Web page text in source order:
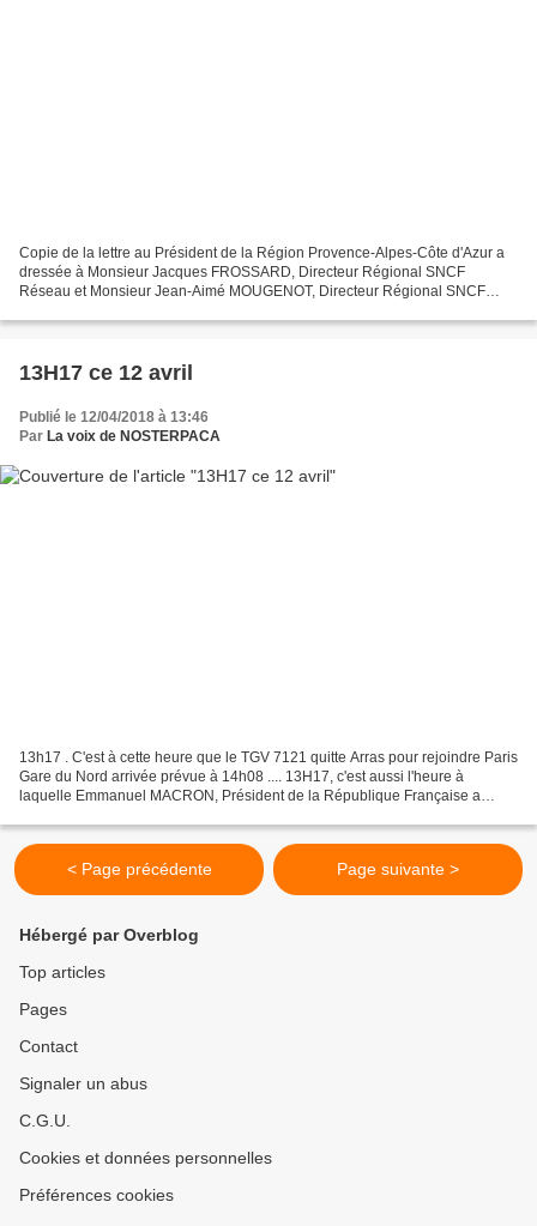
Copie de la lettre au Président de la Région Provence-Alpes-Côte d'Azur a
dressée à Monsieur Jacques FROSSARD, Directeur Régional SNCF
Réseau et Monsieur Jean-Aimé MOUGENOT, Directeur Régional SNCF
13H17 ce 12 avril
Publié le 12/04/2018 à 13:46
Par La voix de NOSTERPACA
13h17 . C'est à cette heure que le TGV 7121 quitte Arras pour rejoindre Paris
Gare du Nord arrivée prévue à 14h08 .... 13H17, c'est aussi l'heure à
laquelle Emmanuel MACRON, Président de la République Française a
< Page précédente Page suivante >
Hébergé par Overblog
Top articles
Pages
Contact
Signaler un abus
C.G.U.
Cookies et données personnelles
Préférences cookies